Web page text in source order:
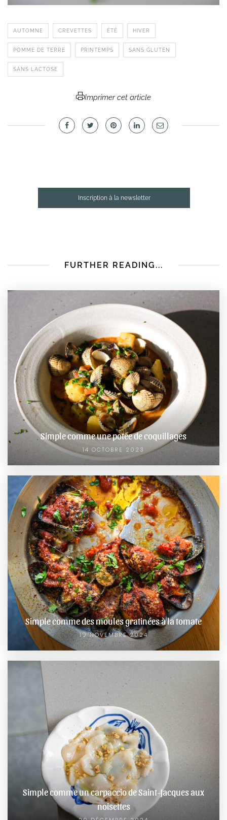
AUTOMNE CREVETTES ÉTÉ HIVER
POMME DE TERRE PRINTEMPS SANS GLUTEN
SANS LACTOSE
Imprimer cet article
Inscription à la newsletter
FURTHER READING...
Simple comme une potée de coquillages
14 OCTOBRE 2023
Simple comme des moules gratinées à la tomate
19 NOVEMBRE 2024
Simple comme un carpaccio de Saint-Jacques aux
noisettes